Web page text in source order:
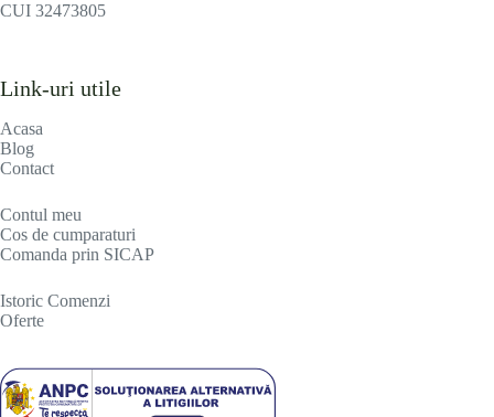
CUI 32473805
Link-uri utile
Acasa
Blog
Contact
Contul meu
Cos de cumparaturi
Comanda prin SICAP
Istoric Comenzi
Oferte